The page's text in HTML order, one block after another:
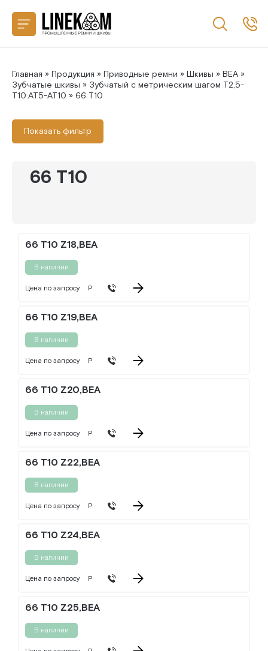
Главная » Продукция » Приводные ремни » Шкивы » BEA »
Зубчатые шкивы » Зубчатый с метрическим шагом T2,5-
T10.AT5-AT10 » 66 T10
Показать фильтр
66 T10
66 T10 Z18,BEA
В наличии
Цена по запросу Р
66 T10 Z19,BEA
В наличии
Цена по запросу Р
66 T10 Z20,BEA
В наличии
Цена по запросу Р
66 T10 Z22,BEA
В наличии
Цена по запросу Р
66 T10 Z24,BEA
В наличии
Цена по запросу Р
66 T10 Z25,BEA
В наличии
Назад
SANLUX
MITSUBOSHI